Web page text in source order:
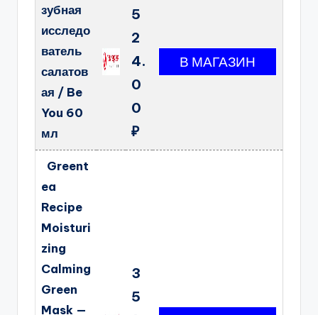
зубная
исследо
ватель
салатов
ая / Be
You 60
мл
5
2
4.
0
0
₽
Greent
ea
Recipe
Moisturi
zing
Calming
Green
Mask —
3
5